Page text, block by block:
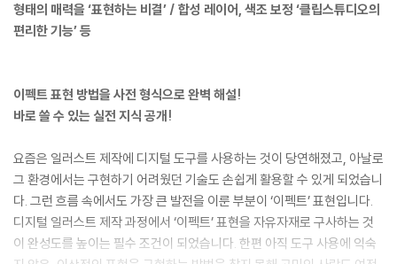
형태의 매력을 ‘표현하는 비결’ / 합성 레이어, 색조 보정 ‘클립스튜디오의
편리한 기능’ 등
이펙트 표현 방법을 사전 형식으로 완벽 해설!
바로 쓸 수 있는 실전 지식 공개!
요즘은 일러스트 제작에 디지털 도구를 사용하는 것이 당연해졌고, 아날로
그 환경에서는 구현하기 어려웠던 기술도 손쉽게 활용할 수 있게 되었습니
다. 그런 흐름 속에서도 가장 큰 발전을 이룬 부분이 ‘이펙트’ 표현입니다.
디지털 일러스트 제작 과정에서 ‘이펙트’ 표현을 자유자재로 구사하는 것
이 완성도를 높이는 필수 조건이 되었습니다. 한편 아직 도구 사용에 익숙